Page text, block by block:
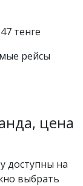
тенге
рейсы
цена
доступны на
выбрать